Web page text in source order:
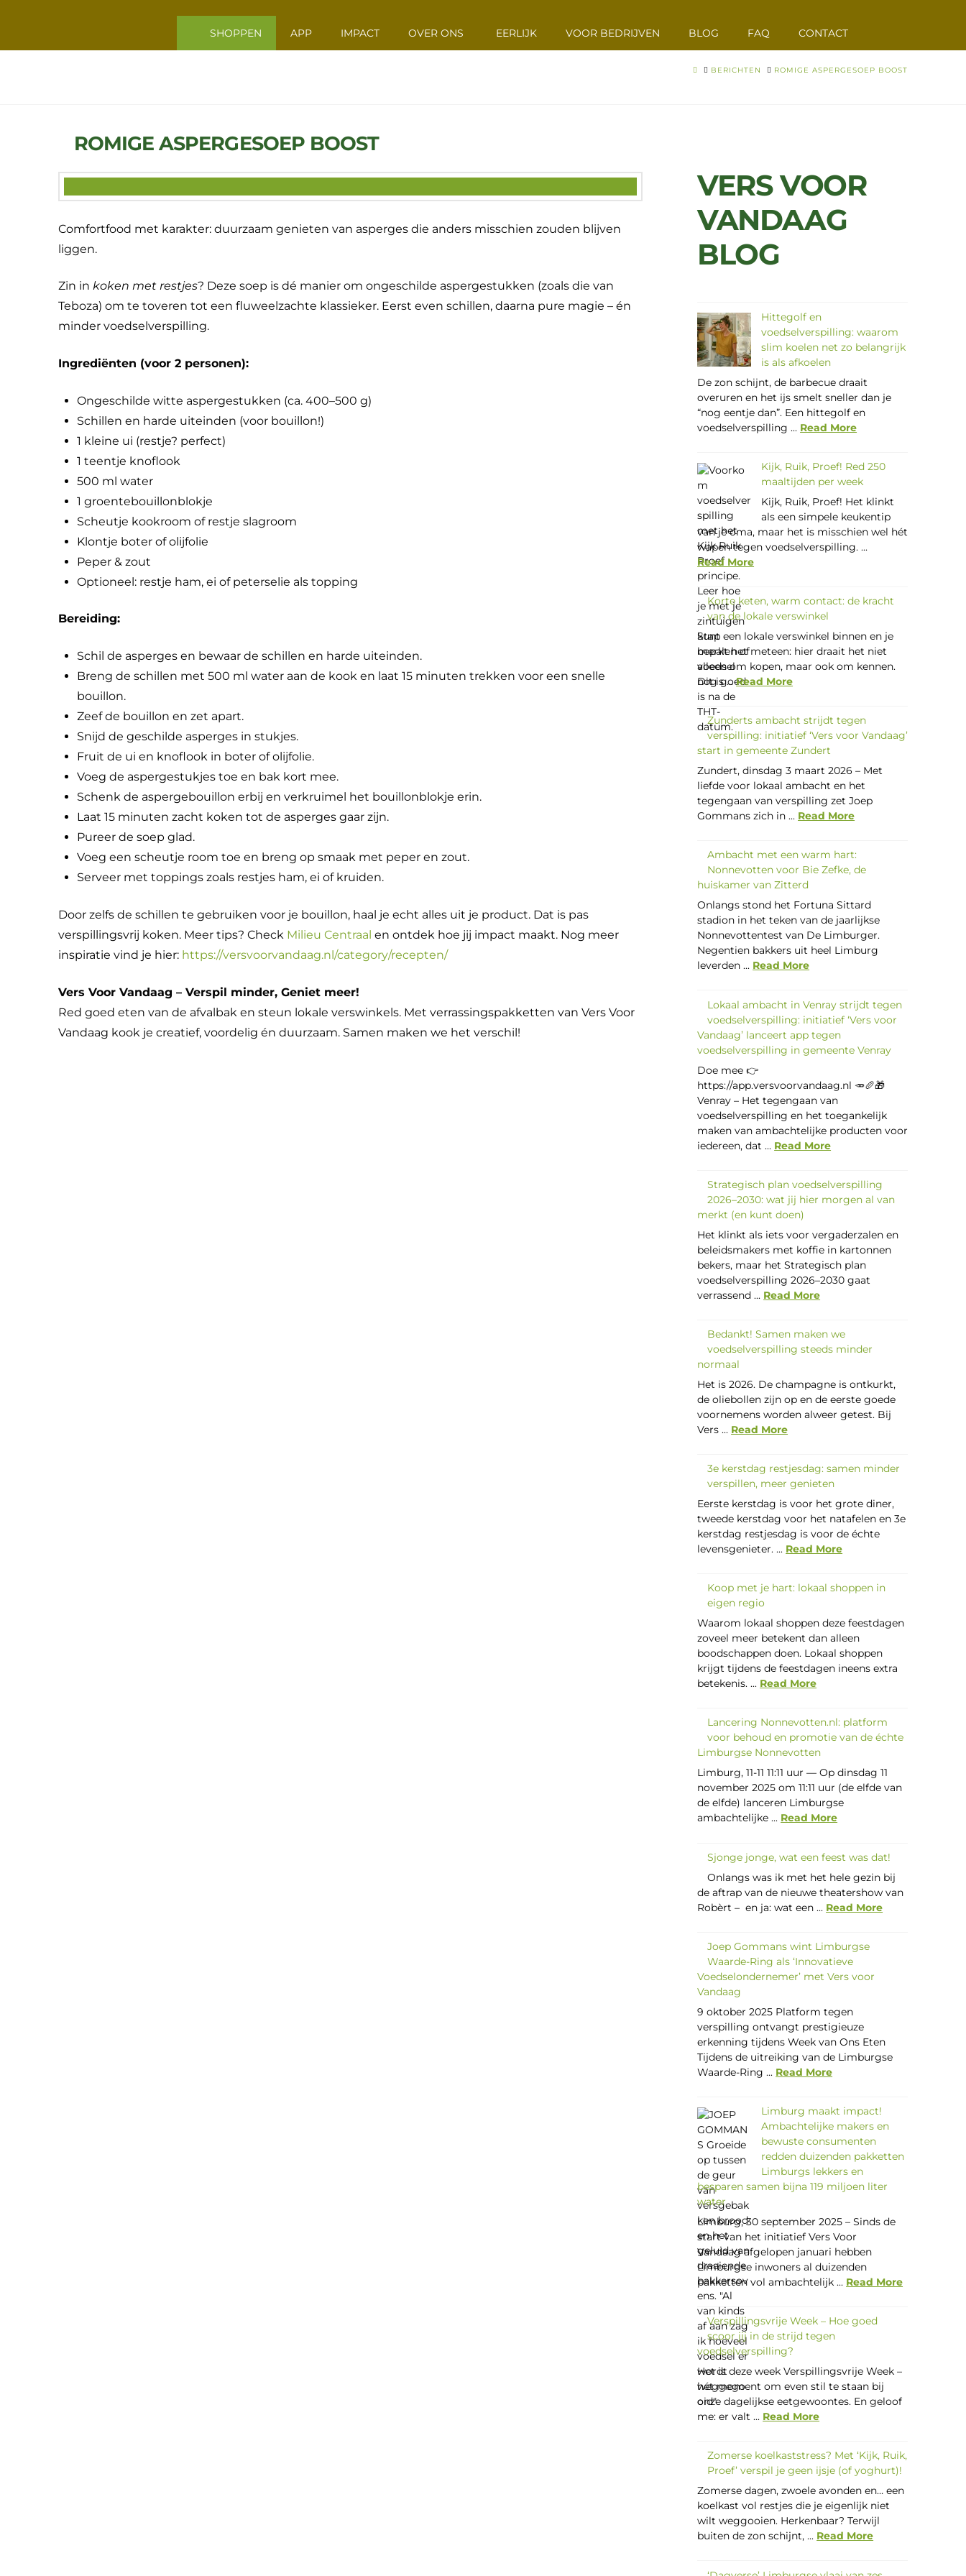
VOOR
SHOPPEN APP IMPACT OVER ONS EERLIJK VOOR BEDRIJVEN BLOG FAQ CONTACT
HOMEBERICHTEN ROMIGE ASPERGESOEP BOOST
ROMIGE ASPERGESOEP BOOST
Comfortfood met karakter: duurzaam genieten van asperges die anders misschien zouden blijven
liggen.
Zin in koken met restjes? Deze soep is dé manier om ongeschilde aspergestukken (zoals die van
Teboza) om te toveren tot een fluweelzachte klassieker. Eerst even schillen, daarna pure magie – én
minder voedselverspilling.
Ingrediënten (voor 2 personen):
Ongeschilde witte aspergestukken (ca. 400–500 g)
Schillen en harde uiteinden (voor bouillon!)
1 kleine ui (restje? perfect)
1 teentje knoflook
500 ml water
1 groentebouillonblokje
Scheutje kookroom of restje slagroom
Klontje boter of olijfolie
Peper & zout
Optioneel: restje ham, ei of peterselie als topping
Bereiding:
Schil de asperges en bewaar de schillen en harde uiteinden.
Breng de schillen met 500 ml water aan de kook en laat 15 minuten trekken voor een snelle
bouillon.
Zeef de bouillon en zet apart.
Snijd de geschilde asperges in stukjes.
Fruit de ui en knoflook in boter of olijfolie.
Voeg de aspergestukjes toe en bak kort mee.
Schenk de aspergebouillon erbij en verkruimel het bouillonblokje erin.
Laat 15 minuten zacht koken tot de asperges gaar zijn.
Pureer de soep glad.
Voeg een scheutje room toe en breng op smaak met peper en zout.
Serveer met toppings zoals restjes ham, ei of kruiden.
Door zelfs de schillen te gebruiken voor je bouillon, haal je echt alles uit je product. Dat is pas
verspillingsvrij koken. Meer tips? Check Milieu Centraal en ontdek hoe jij impact maakt. Nog meer
inspiratie vind je hier: https://versvoorvandaag.nl/category/recepten/
Vers Voor Vandaag – Verspil minder, Geniet meer!
Red goed eten van de afvalbak en steun lokale verswinkels. Met verrassingspakketten van Vers Voor
Vandaag kook je creatief, voordelig én duurzaam. Samen maken we het verschil!
VERS VOOR
VANDAAG
BLOG
Hittegolf en
voedselverspilling: waarom
slim koelen net zo belangrijk
is als afkoelen
De zon schijnt, de barbecue draait
overuren en het ijs smelt sneller dan je
“nog eentje dan”. Een hittegolf en
voedselverspilling ... Read More
Kijk, Ruik, Proef! Red 250
maaltijden per week
Kijk, Ruik, Proef! Het klinkt
als een simpele keukentip
van je oma, maar het is misschien wel hét
wapen tegen voedselverspilling. ...
Read More
Korte keten, warm contact: de kracht
van de lokale verswinkel
Stap een lokale verswinkel binnen en je
merkt het meteen: hier draait het niet
alleen om kopen, maar ook om kennen.
Dit is ...Read More
Zunderts ambacht strijdt tegen
verspilling: initiatief ‘Vers voor Vandaag’
start in gemeente Zundert
Zundert, dinsdag 3 maart 2026 – Met
liefde voor lokaal ambacht en het
tegengaan van verspilling zet Joep
Gommans zich in ... Read More
Ambacht met een warm hart:
Nonnevotten voor Bie Zefke, de
huiskamer van Zitterd
Onlangs stond het Fortuna Sittard
stadion in het teken van de jaarlijkse
Nonnevottentest van De Limburger.
Negentien bakkers uit heel Limburg
leverden ... Read More
Lokaal ambacht in Venray strijdt tegen
voedselverspilling: initiatief ‘Vers voor
Vandaag’ lanceert app tegen
voedselverspilling in gemeente Venray
Doe mee 👉
https://app.versvoorvandaag.nl 🥕🥖🎁
Venray – Het tegengaan van
voedselverspilling en het toegankelijk
maken van ambachtelijke producten voor
iedereen, dat ... Read More
Strategisch plan voedselverspilling
2026–2030: wat jij hier morgen al van
merkt (en kunt doen)
Het klinkt als iets voor vergaderzalen en
beleidsmakers met koffie in kartonnen
bekers, maar het Strategisch plan
voedselverspilling 2026–2030 gaat
verrassend ... Read More
Bedankt! Samen maken we
voedselverspilling steeds minder
normaal
Het is 2026. De champagne is ontkurkt,
de oliebollen zijn op en de eerste goede
voornemens worden alweer getest. Bij
Vers ... Read More
3e kerstdag restjesdag: samen minder
verspillen, meer genieten
Eerste kerstdag is voor het grote diner,
tweede kerstdag voor het natafelen en 3e
kerstdag restjesdag is voor de échte
levensgenieter. ... Read More
Koop met je hart: lokaal shoppen in
eigen regio
Waarom lokaal shoppen deze feestdagen
zoveel meer betekent dan alleen
boodschappen doen. Lokaal shoppen
krijgt tijdens de feestdagen ineens extra
betekenis. ... Read More
Lancering Nonnevotten.nl: platform
voor behoud en promotie van de échte
Limburgse Nonnevotten
Limburg, 11-11 11:11 uur — Op dinsdag 11
november 2025 om 11:11 uur (de elfde van
de elfde) lanceren Limburgse
ambachtelijke ... Read More
Sjonge jonge, wat een feest was dat!
Onlangs was ik met het hele gezin bij
de aftrap van de nieuwe theatershow van
Robèrt – en ja: wat een ... Read More
Joep Gommans wint Limburgse
Waarde-Ring als ‘Innovatieve
Voedselondernemer’ met Vers voor
Vandaag
9 oktober 2025 Platform tegen
verspilling ontvangt prestigieuze
erkenning tijdens Week van Ons Eten
Tijdens de uitreiking van de Limburgse
Waarde-Ring ... Read More
Limburg maakt impact!
Ambachtelijke makers en
bewuste consumenten
redden duizenden pakketten
Limburgs lekkers en
besparen samen bijna 119 miljoen liter
water
Limburg, 30 september 2025 – Sinds de
start van het initiatief Vers Voor
Vandaag afgelopen januari hebben
Limburgse inwoners al duizenden
pakketten vol ambachtelijk ... Read More
Verspillingsvrije Week – Hoe goed
scoor jij in de strijd tegen
voedselverspilling?
Het is deze week Verspillingsvrije Week –
hét moment om even stil te staan bij
onze dagelijkse eetgewoontes. En geloof
me: er valt ... Read More
Zomerse koelkaststress? Met ‘Kijk, Ruik,
Proef’ verspil je geen ijsje (of yoghurt)!
Zomerse dagen, zwoele avonden en… een
koelkast vol restjes die je eigenlijk niet
wilt weggooien. Herkenbaar? Terwijl
buiten de zon schijnt, ... Read More